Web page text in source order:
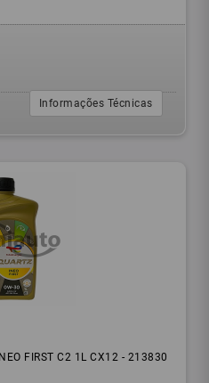
Informações Técnicas
FIRST C2 1L CX12 - 213830